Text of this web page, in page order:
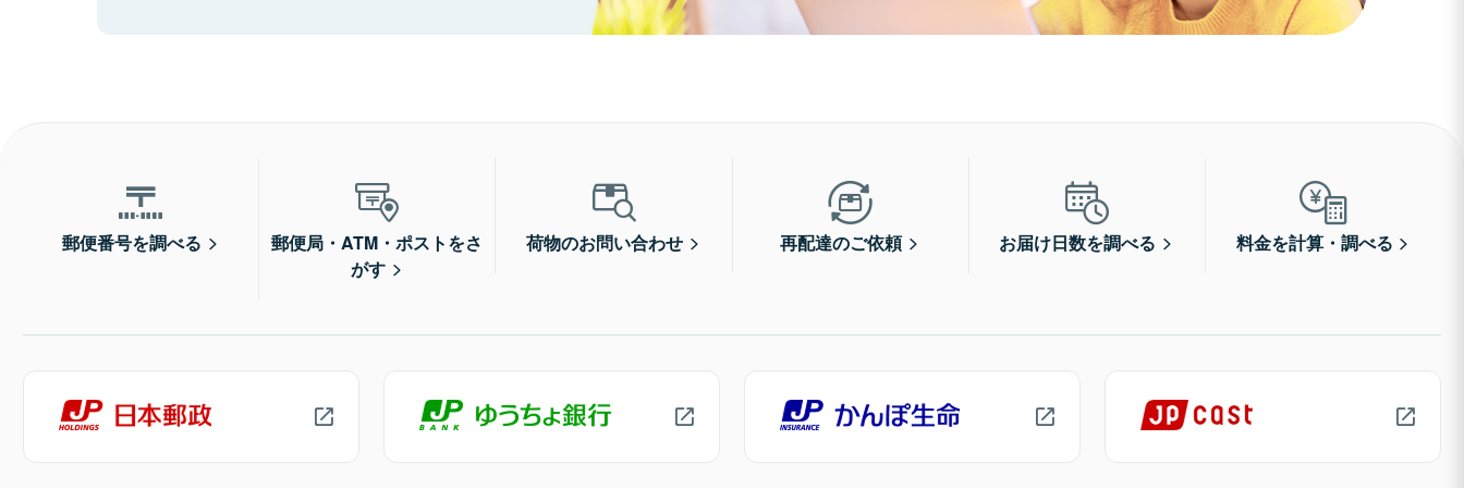
郵便番号を調べる
郵便局・ATM・ポストをさ
がす
荷物のお問い合わせ 再配達のご依頼 お届け日数を調べる 料金を計算・調べる